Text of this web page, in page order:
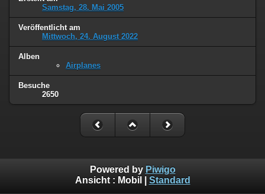
Samstag, 28. Mai 2005
Veröffentlicht am
Mittwoch, 24. August 2022
Alben
Airplanes
Besuche
2650
Powered by Piwigo
Ansicht : Mobil Standard